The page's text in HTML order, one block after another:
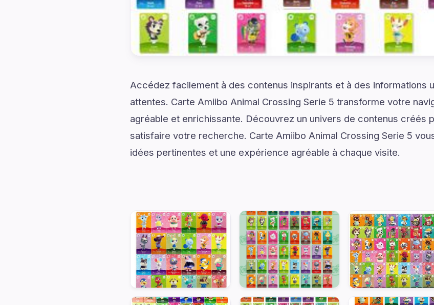
Accédez facilement à des contenus inspirants et à des informations
attentes. Carte Amiibo Animal Crossing Serie 5 transforme votre
agréable et enrichissante. Découvrez un univers de contenus créés
satisfaire votre recherche. Carte Amiibo Animal Crossing Serie 5
idées pertinentes et une expérience agréable à chaque visite.